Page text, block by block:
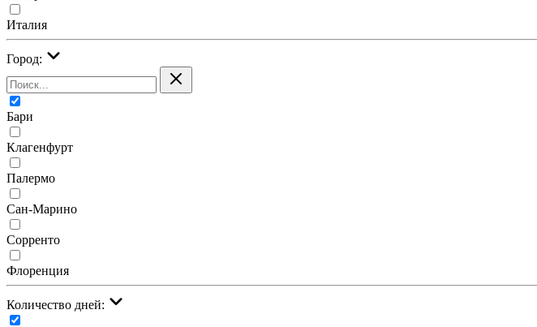
Италия
Город:
Бари
Клагенфурт
Палермо
Сан-Марино
Сорренто
Флоренция
Количество дней: